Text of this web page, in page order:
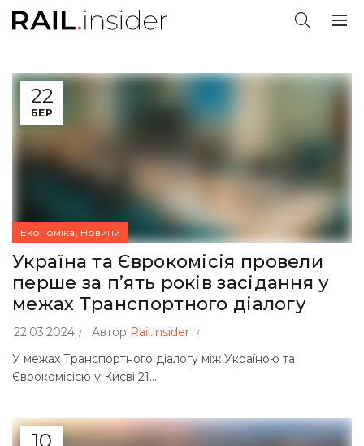
22
БЕР
Економіка, Новини
Україна та Єврокомісія провели
перше за п’ять років засідання у
межах Транспортного діалогу
22.03.2024 Автор Rail.insider
У межах Транспортного діалогу між Україною та
Єврокомісією у Києві 21...
10